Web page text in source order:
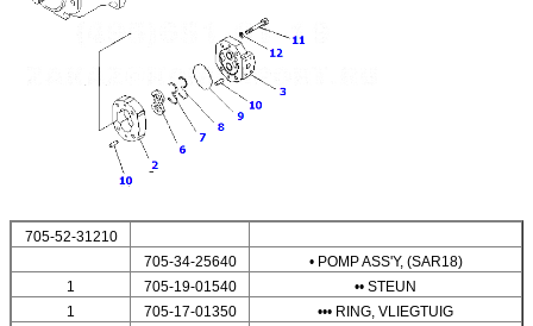
705-52-31210
705-34-25640
• POMP ASS'Y, (SAR18)
1
705-19-01540
•• STEUN
1
705-17-01350
••• RING, VLIEGTUIG